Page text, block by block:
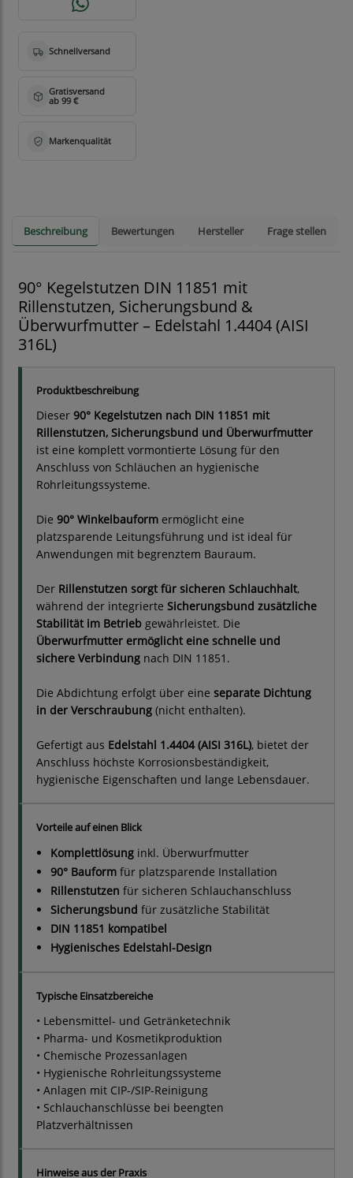
Beschreibung Bewertungen Hersteller Frage stellen
90° Kegelstutzen DIN 11851 mit
Rillenstutzen, Sicherungsbund &
Überwurfmutter – Edelstahl 1.4404 (AISI
316L)
Produktbeschreibung
Dieser 90° Kegelstutzen nach DIN 11851 mit
Rillenstutzen, Sicherungsbund und Überwurfmutter
ist eine komplett vormontierte Lösung für den
Anschluss von Schläuchen an hygienische
Rohrleitungssysteme.
Die 90° Winkelbauform ermöglicht eine
platzsparende Leitungsführung und ist ideal für
Anwendungen mit begrenztem Bauraum.
Der Rillenstutzen sorgt für sicheren Schlauchhalt,
während der integrierte Sicherungsbund zusätzliche
Stabilität im Betrieb gewährleistet. Die
Überwurfmutter ermöglicht eine schnelle und
sichere Verbindung nach DIN 11851.
Die Abdichtung erfolgt über eine separate Dichtung
in der Verschraubung (nicht enthalten).
Gefertigt aus Edelstahl 1.4404 (AISI 316L), bietet der
Anschluss höchste Korrosionsbeständigkeit,
hygienische Eigenschaften und lange Lebensdauer.
Vorteile auf einen Blick
Komplettlösung inkl. Überwurfmutter
90° Bauform für platzsparende Installation
Rillenstutzen für sicheren Schlauchanschluss
Sicherungsbund für zusätzliche Stabilität
DIN 11851 kompatibel
Hygienisches Edelstahl-Design
Typische Einsatzbereiche
• Lebensmittel- und Getränketechnik
• Pharma- und Kosmetikproduktion
• Chemische Prozessanlagen
• Hygienische Rohrleitungssysteme
• Anlagen mit CIP-/SIP-Reinigung
• Schlauchanschlüsse bei beengten
Platzverhältnissen
Hinweise aus der Praxis